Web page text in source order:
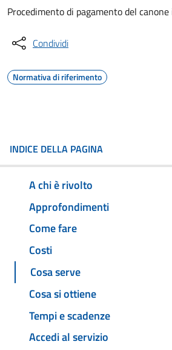
Procedimento di pagamento del
Condividi
Normativa di riferimento
INDICE DELLA PAGINA
A chi è rivolto
Approfondimenti
Come fare
Costi
Cosa serve
Cosa si ottiene
Tempi e scadenze
Accedi al servizio